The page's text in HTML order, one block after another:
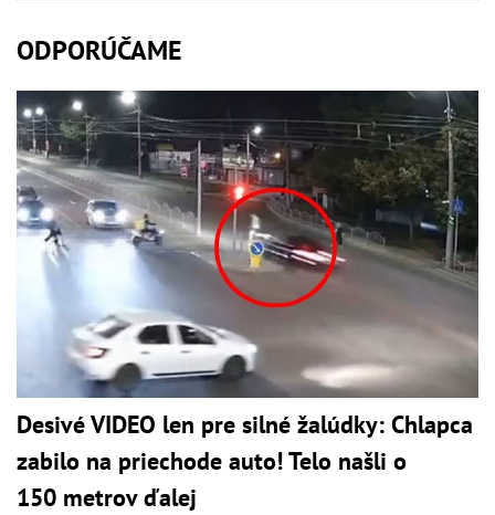
ODPORÚČAME
Desivé VIDEO len pre silné žalúdky: Chlapca
zabilo na priechode auto! Telo našli o
150 metrov ďalej